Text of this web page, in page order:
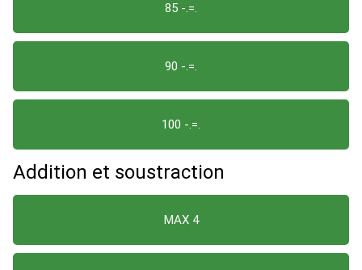
85 -.=.
90 -.=.
100 -.=.
Addition et soustraction
MAX 4